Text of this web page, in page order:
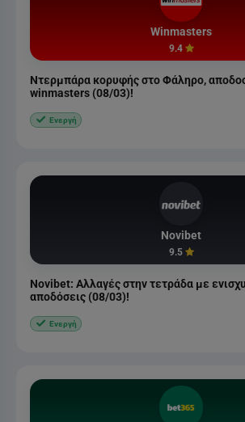
Winmasters
9.4
Ντερμπάρα κορυφής στο Φάληρο,
winmasters (08/03)!
Ενεργή
Novibet
9.5
Novibet: Αλλαγές στην τετράδα με
αποδόσεις (08/03)!
Ενεργή